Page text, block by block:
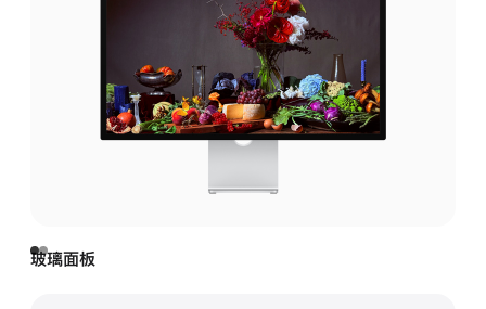
玻璃面板